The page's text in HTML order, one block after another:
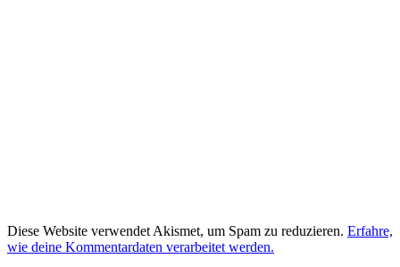
Diese Website verwendet Akismet, um Spam zu reduzieren. Erfahre,
wie deine Kommentardaten verarbeitet werden.